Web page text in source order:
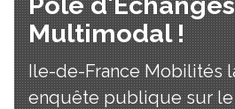
Multimodal !
Ile-de-France Mobilités
enquête publique sur le